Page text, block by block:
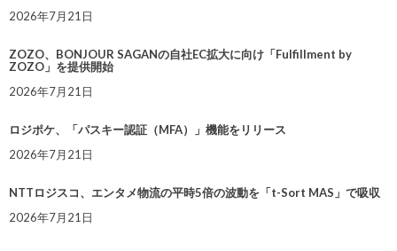
2026年7月21日
ZOZO、BONJOUR SAGANの自社EC拡大に向け「Fulfillment by
ZOZO」を提供開始
2026年7月21日
ロジポケ、「パスキー認証（MFA）」機能をリリース
2026年7月21日
NTTロジスコ、エンタメ物流の平時5倍の波動を「t-Sort MAS」で吸収
2026年7月21日